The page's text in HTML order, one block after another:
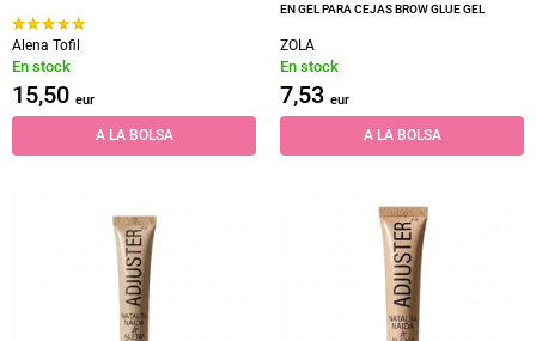
Alena Tofil
En stock
15,50 eur
A LA BOLSA
EN GEL PARA CEJAS BROW GLUE GEL
ZOLA
En stock
7,53 eur
A LA BOLSA